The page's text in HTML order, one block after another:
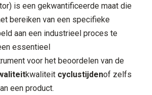
is een gekwantificeerde maat die
bereiken van een specifieke
aan een industrieel proces te
essentieel
voor het beoordelen van de
kwaliteit cyclustijdenof zelfs
een product.